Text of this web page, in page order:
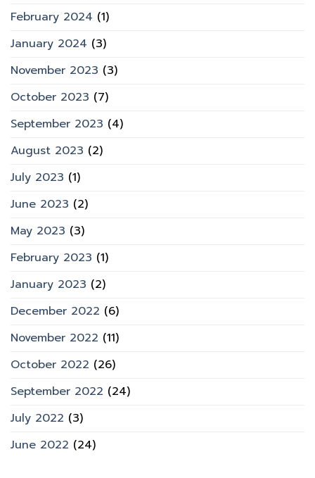
February 2024 (1)
January 2024 (3)
November 2023 (3)
October 2023 (7)
September 2023 (4)
August 2023 (2)
July 2023 (1)
June 2023 (2)
May 2023 (3)
February 2023 (1)
January 2023 (2)
December 2022 (6)
November 2022 (11)
October 2022 (26)
September 2022 (24)
July 2022 (3)
June 2022 (24)